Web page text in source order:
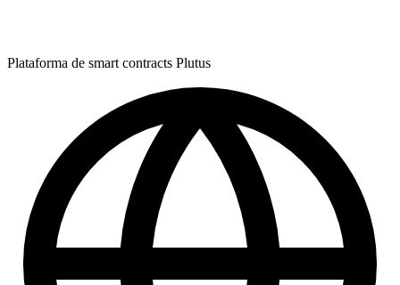
Plataforma de smart contracts Plutus